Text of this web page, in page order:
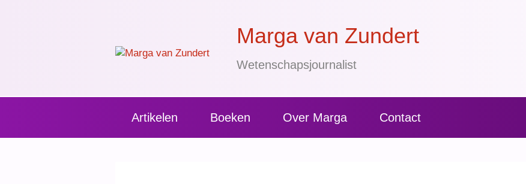
Marga van Zundert
Wetenschapsjournalist
Artikelen Boeken Over Marga Contact